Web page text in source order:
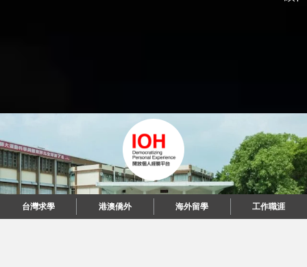
台灣求學 港澳僑外 海外留學 工作職涯